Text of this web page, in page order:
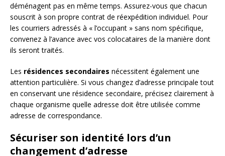
déménagent pas en même temps. Assurez-vous que chacun
souscrit à son propre contrat de réexpédition individuel. Pour
les courriers adressés à « l’occupant » sans nom spécifique,
convenez à l’avance avec vos colocataires de la manière dont
ils seront traités.
Les résidences secondaires nécessitent également une
attention particulière. Si vous changez d’adresse principale tout
en conservant une résidence secondaire, précisez clairement à
chaque organisme quelle adresse doit être utilisée comme
adresse de correspondance.
Sécuriser son identité lors d’un
changement d’adresse